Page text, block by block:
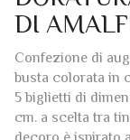
DI
Confezione di
busta colorata in
5 biglietti di
cm. a scelta tra